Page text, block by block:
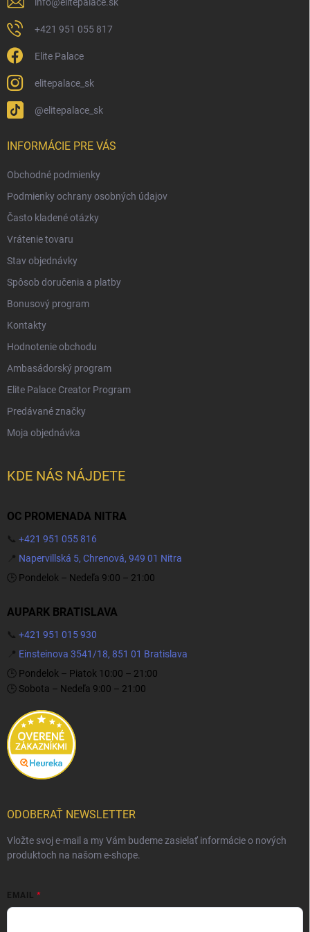
+421 951 055 817
Elite Palace
elitepalace_sk
@elitepalace_sk
INFORMÁCIE PRE VÁS
Obchodné podmienky
Podmienky ochrany osobných údajov
Často kladené otázky
Vrátenie tovaru
Stav objednávky
Spôsob doručenia a platby
Bonusový program
Kontakty
Hodnotenie obchodu
Ambasádorský program
Elite Palace Creator Program
Predávané značky
Moja objednávka
KDE NÁS NÁJDETE
OC PROMENADA NITRA
📞 +421 951 055 816
📍 Napervillská 5, Chrenová, 949 01 Nitra
🕒 Pondelok – Nedeľa 9:00 – 21:00
AUPARK BRATISLAVA
📞 +421 951 015 930
📍 Einsteinova 3541/18, 851 01 Bratislava
🕒 Pondelok – Piatok 10:00 – 21:00
🕒 Sobota – Nedeľa 9:00 – 21:00
ODOBERAŤ NEWSLETTER
Vložte svoj e-mail a my Vám budeme zasielať informácie o nových
produktoch na našom e-shope.
EMAIL